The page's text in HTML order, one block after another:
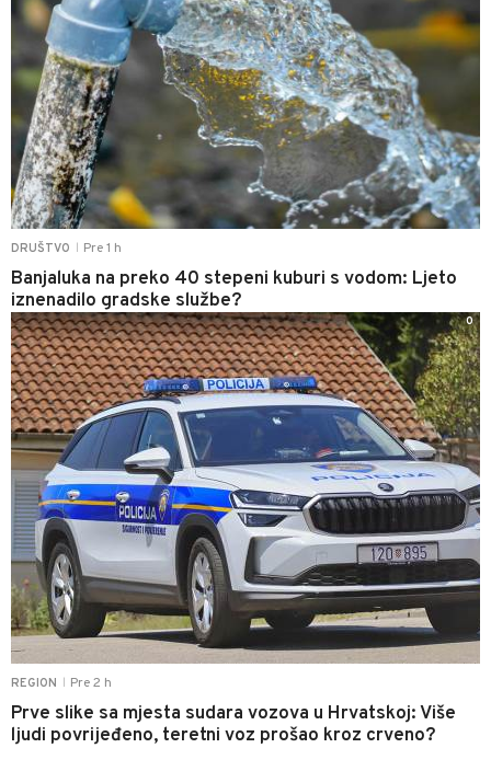
DRUŠTVO Pre 1 h
Banjaluka na preko 40 stepeni kuburi s vodom: Ljeto
iznenadilo gradske službe?
REGION Pre 2 h
Prve slike sa mjesta sudara vozova u Hrvatskoj: Više
ljudi povrijeđeno, teretni voz prošao kroz crveno?
0